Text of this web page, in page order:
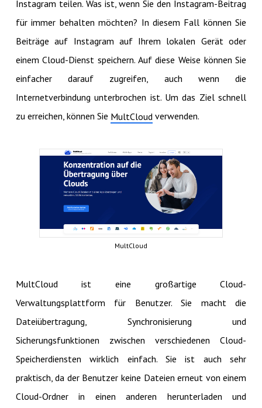
Instagram teilen. Was ist, wenn Sie den Instagram-Beitrag
für immer behalten möchten? In diesem Fall können Sie
Beiträge auf Instagram auf Ihrem lokalen Gerät oder
einem Cloud-Dienst speichern. Auf diese Weise können Sie
einfacher darauf zugreifen, auch wenn die
Internetverbindung unterbrochen ist. Um das Ziel schnell
zu erreichen, können Sie MultCloud verwenden.
MultCloud
MultCloud ist eine großartige Cloud-
Verwaltungsplattform für Benutzer. Sie macht die
Dateiübertragung, Synchronisierung und
Sicherungsfunktionen zwischen verschiedenen Cloud-
Speicherdiensten wirklich einfach. Sie ist auch sehr
praktisch, da der Benutzer keine Dateien erneut von einem
Cloud-Ordner in einen anderen herunterladen und